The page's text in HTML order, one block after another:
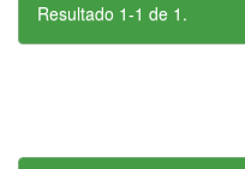
Resultado 1-1 de 1.